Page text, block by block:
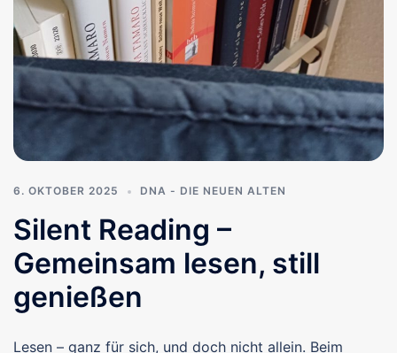
6. OKTOBER 2025 DNA - DIE NEUEN ALTEN
Silent Reading –
Gemeinsam lesen, still
genießen
Lesen – ganz für sich, und doch nicht allein. Beim